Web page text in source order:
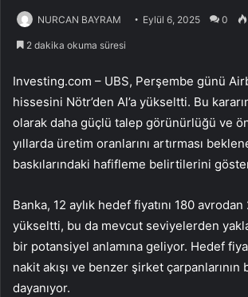
NURCAN BAYRAM Eylül 6, 2025 0
2 dakika okuma süresi
Investing.com – UBS, Perşembe günü
hissesini Nötr’den Al’a yükseltti. Bu
olarak daha güçlü talep görünürlüğü ve
yıllarda üretim oranlarını artırması
baskılarındaki hafifleme belirtilerini
Banka, 12 aylık hedef fiyatını 180
yükseltti, bu da mevcut seviyelerden
bir potansiyel anlamına geliyor. Hedef
nakit akışı ve benzer şirket çarpanlarının
dayanıyor.